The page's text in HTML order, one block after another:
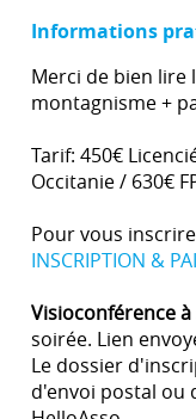
Informations
Merci de bien
montagnisme +
Tarif: 450€
Occitanie / 630€
Pour vous
INSCRIPTION &
Visioconférence
soirée. Lien
Le dossier
d'envoi postal ou